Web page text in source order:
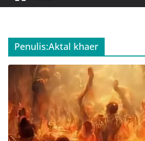
Penulis:Aktal khaer